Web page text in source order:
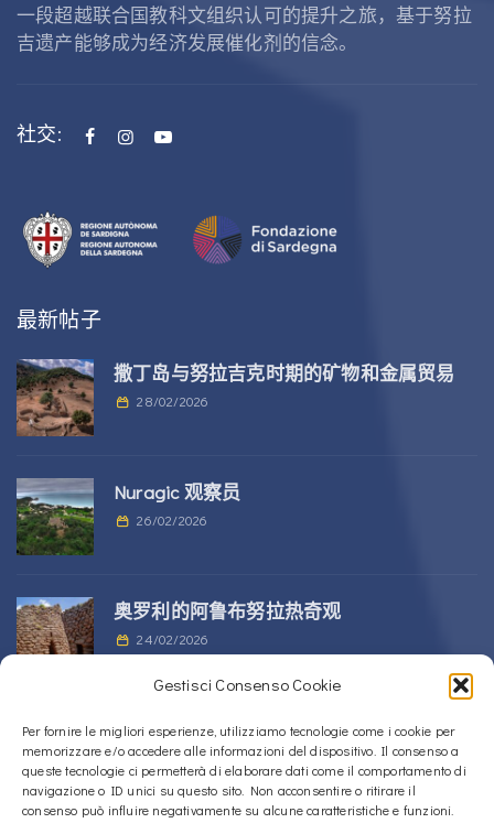
Gestisci Consenso Cookie
Per fornire le migliori esperienze, utilizziamo tecnologie come i cookie per
memorizzare e/o accedere alle informazioni del dispositivo. Il consenso a
queste tecnologie ci permetterà di elaborare dati come il comportamento di
navigazione o ID unici su questo sito. Non acconsentire o ritirare il
consenso può influire negativamente su alcune caratteristiche e funzioni.
一段超越联合国教科文组织认可的提升之旅，基于努拉
吉遗产能够成为经济发展催化剂的信念。
社交:
最新帖子
撒丁岛与努拉吉克时期的矿物和金属贸易
28/02/2026
Nuragic 观察员
26/02/2026
奥罗利的阿鲁布努拉热奇观
24/02/2026
位于 Alà dei Sardi 的 Sos Nurattolos
Nuragic 建筑群
23/02/2026